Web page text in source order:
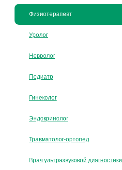
Физиотерапевт
Уролог
Невролог
Педиатр
Гинеколог
Эндокринолог
Травматолог-ортопед
Врач ультразвуковой диагностики